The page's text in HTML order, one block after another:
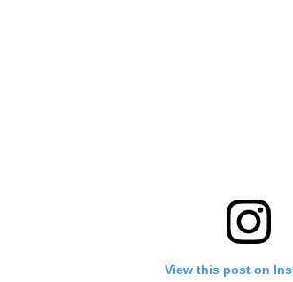
View this post on